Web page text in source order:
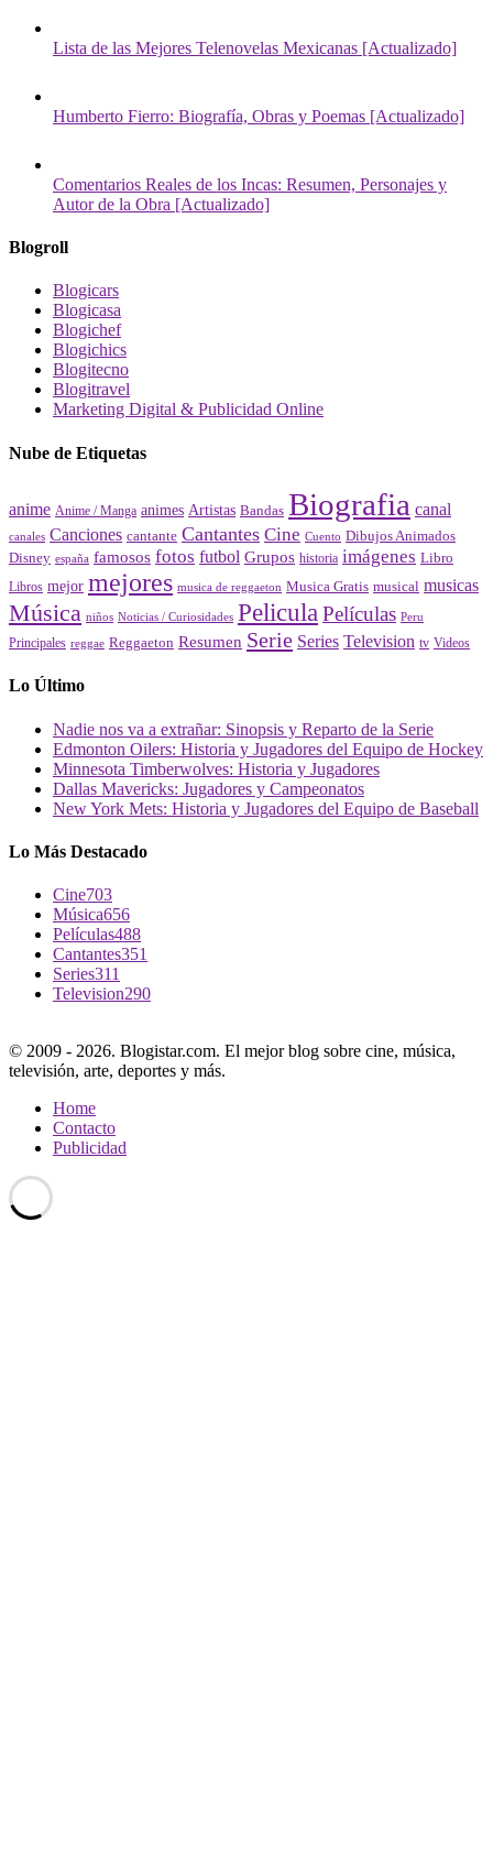
Lista de las Mejores Telenovelas Mexicanas [Actualizado]
Humberto Fierro: Biografía, Obras y Poemas [Actualizado]
Comentarios Reales de los Incas: Resumen, Personajes y
Autor de la Obra [Actualizado]
Blogroll
Blogicars
Blogicasa
Blogichef
Blogichics
Blogitecno
Blogitravel
Marketing Digital & Publicidad Online
Nube de Etiquetas
anime Anime / Manga animes Artistas Bandas Biografia canal
canales Canciones cantante Cantantes Cine Cuento Dibujos Animados
Disney españa famosos fotos futbol Grupos historia imágenes Libro
Libros mejor mejores musica de reggaeton Musica Gratis musical musicas
Música niños Noticias / Curiosidades Pelicula Películas Peru
Principales reggae Reggaeton Resumen Serie Series Television tv Videos
Lo Último
Nadie nos va a extrañar: Sinopsis y Reparto de la Serie
Edmonton Oilers: Historia y Jugadores del Equipo de Hockey
Minnesota Timberwolves: Historia y Jugadores
Dallas Mavericks: Jugadores y Campeonatos
New York Mets: Historia y Jugadores del Equipo de Baseball
Lo Más Destacado
Cine703
Música656
Películas488
Cantantes351
Series311
Television290
© 2009 - 2026. Blogistar.com. El mejor blog sobre cine, música,
televisión, arte, deportes y más.
Home
Contacto
Publicidad